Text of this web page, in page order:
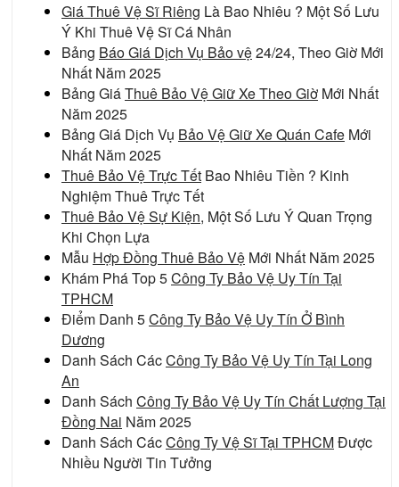
Giá Thuê Vệ Sĩ Riêng Là Bao Nhiêu ? Một Số Lưu
Ý Khi Thuê Vệ Sĩ Cá Nhân
Bảng Báo Giá Dịch Vụ Bảo vệ24/24, Theo Giờ Mới
Nhất Năm 2025
Bảng GiáThuê Bảo Vệ Giữ Xe Theo Giờ Mới Nhất
Năm 2025
Bảng Giá Dịch Vụ Bảo Vệ Giữ Xe Quán Cafe Mới
Nhất Năm 2025
Thuê Bảo Vệ Trực Tết Bao Nhiêu Tiền ? Kinh
Nghiệm Thuê Trực Tết
Thuê Bảo Vệ Sự Kiện, Một Số Lưu Ý Quan Trọng
Khi Chọn Lựa
Mẫu Hợp Đồng Thuê Bảo Vệ Mới Nhất Năm 2025
Khám Phá Top 5Công Ty Bảo Vệ Uy Tín Tại
TPHCM
Điểm Danh 5Công Ty Bảo Vệ Uy Tín Ở Bình
Dương
Danh Sách CácCông Ty Bảo Vệ Uy Tín Tại Long
An
Danh Sách Công Ty Bảo Vệ Uy Tín Chất Lượng Tại
Đồng Nai Năm 2025
Danh Sách CácCông Ty Vệ Sĩ Tại TPHCMĐược
Nhiều Người Tin Tưởng